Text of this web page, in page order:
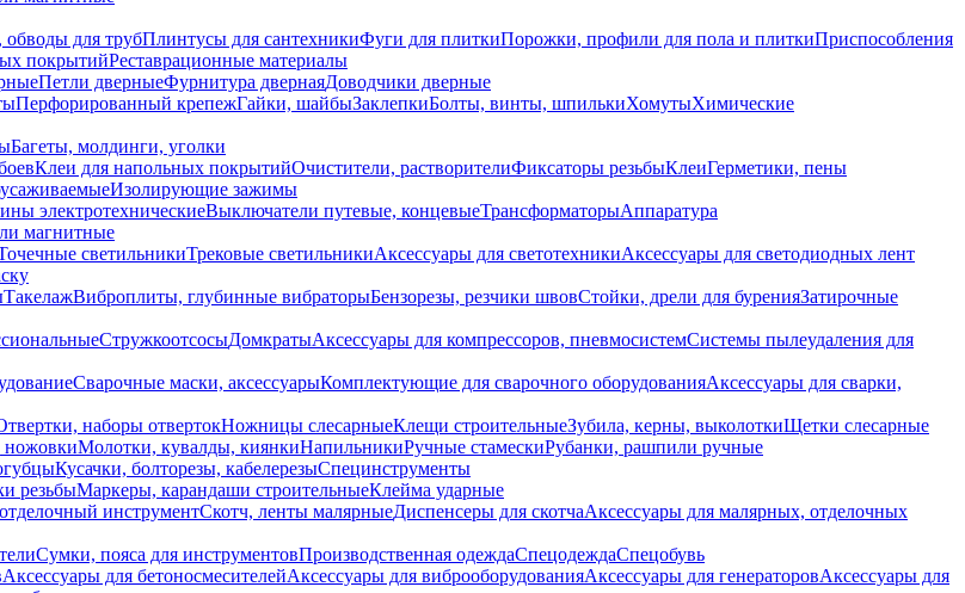
для трубПлинтусы для сантехникиФуги для плиткиПорожки, профили для пола и плиткиПриспособления
покрытийРеставрационные материалы
Петли дверныеФурнитура двернаяДоводчики дверные
Перфорированный крепежГайки, шайбыЗаклепкиБолты, винты, шпилькиХомутыХимические
Багеты, молдинги, уголки
Клеи для напольных покрытийОчистители, растворителиФиксаторы резьбыКлеиГерметики, пены
Изолирующие зажимы
электротехническиеВыключатели путевые, концевыеТрансформаторыАппаратура
магнитные
светильникиТрековые светильникиАксессуары для светотехникиАксессуары для светодиодных лент
ТакелажВиброплиты, глубинные вибраторыБензорезы, резчики швовСтойки, дрели для буренияЗатирочные
СтружкоотсосыДомкратыАксессуары для компрессоров, пневмосистемСистемы пылеудаления для
Сварочные маски, аксессуарыКомплектующие для сварочного оборудованияАксессуары для сварки,
наборы отвертокНожницы слесарныеКлещи строительныеЗубила, керны, выколоткиЩетки слесарные
Молотки, кувалды, киянкиНапильникиРучные стамескиРубанки, рашпили ручные
Кусачки, болторезы, кабелерезыСпецинструменты
резьбыМаркеры, карандаши строительныеКлейма ударные
инструментСкотч, ленты малярныеДиспенсеры для скотчаАксессуары для малярных, отделочных
Сумки, пояса для инструментовПроизводственная одеждаСпецодеждаСпецобувь
Аксессуары для бетоносмесителейАксессуары для виброоборудованияАксессуары для генераторовАксессуары для